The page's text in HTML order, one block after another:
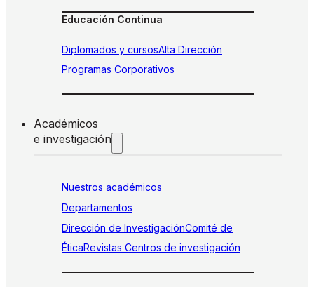
Educación Continua
Diplomados y cursosAlta Dirección
Programas Corporativos
Académicos
e investigación
Nuestros académicos
Departamentos
Dirección de InvestigaciónComité de
ÉticaRevistas Centros de investigación